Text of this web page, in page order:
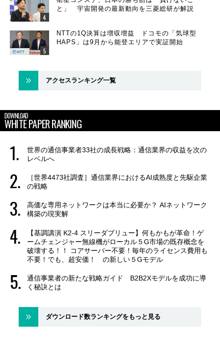
と」 宇宙開発の最新動向を三菱総研が解説
NTTの1Q決算は増収増益 ドコモの「気球型
HAPS」は9月から能登エリアで実証開始
アクセスランキング一覧
DOWNLOAD
WHITE PAPER RANKING
世界の通信事業者33社の成長戦略：通信業界の収益を次の
レベルへ
［世界4473社調査］通信業界におけるAI成熟度と先駆企業
の戦略
高価な専用ネットワークは本当に必要か？ AIネットワーク
構築の現実解
【基調講演 K2-4 スリーダブリュー】何もかもが革命！ゲ
ームチェンジャー無線機がローカル５G市場の既存概念を
破壊する！！ コアサーバー不要！毎年のライセンス費用も
不要！でも、超安価！ の新しい５Gモデル
通信事業者の新たな戦略ガイド B2B2Xモデルを成功に導
く秘訣とは
ダウンロード数ランキングをもっと見る